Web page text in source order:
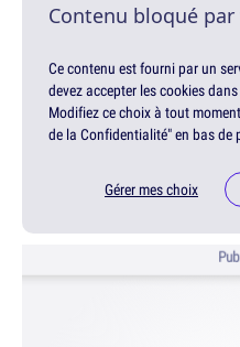
Contenu bloqué
Ce contenu est fourni par un
devez accepter les cookies
Modifiez ce choix à tout
de la Confidentialité" en bas de
Gérer mes choix